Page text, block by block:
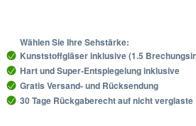
Wählen Sie Ihre Sehstärke:
Kunststoffgläser inklusive (1.5
Hart und Super-Entspiegelung inklusive
Gratis Versand- und Rücksendung
30 Tage Rückgaberecht auf nicht